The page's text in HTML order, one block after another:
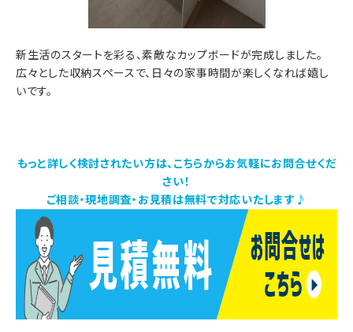
新生活のスタートを彩る、素敵なカップボードが完成しました。
広々とした収納スペースで、日々の家事時間が楽しくなれば嬉し
いです。
もっと詳しく検討されたい方は、こちらからお気軽にお問合せくだ
さい！
ご相談・現地調査・お見積は無料で対応いたします♪